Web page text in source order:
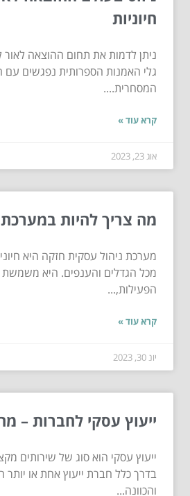
חיוניות
ניתן לדמות את תחום ההוצאה לאור
גלי האמנות הספרותית נפגשים עם
המסחרית....
קרא עוד »
אוג 23, 2023
מה צריך להיות
מערכת ניהול עסקית חזקה היא
מכל הגדלים והענפים. היא
הפעילות,...
קרא עוד »
יונ 30, 2023
ייעוץ עסקי לחברות –
ייעוץ עסקי הוא סוג של שירותים
בדרך כלל חברת ייעוץ אחת או יותר
והכוונה...